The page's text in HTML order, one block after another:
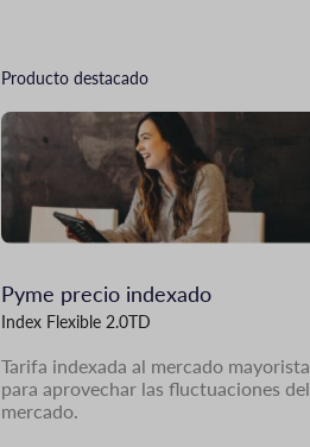
Producto destacado
Imagen
Pyme precio indexado
Index Flexible 2.0TD
Tarifa indexada al mercado mayorista
para aprovechar las fluctuaciones del
mercado.